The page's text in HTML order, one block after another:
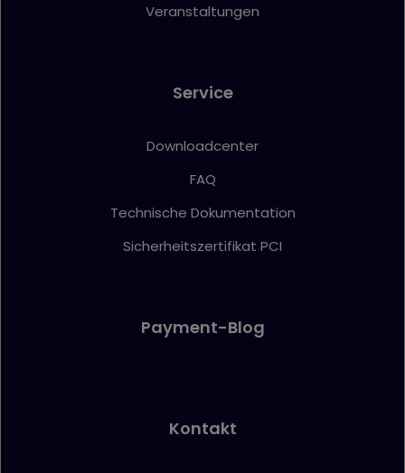
Veranstaltungen
Service
Downloadcenter
FAQ
Technische Dokumentation
Sicherheitszertifikat PCI
Payment-Blog
Kontakt